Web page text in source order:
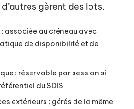
gèrent des lots.
associée au créneau avec
de disponibilité et de
: réservable par session si
du SDIS
extérieurs : gérés de la même